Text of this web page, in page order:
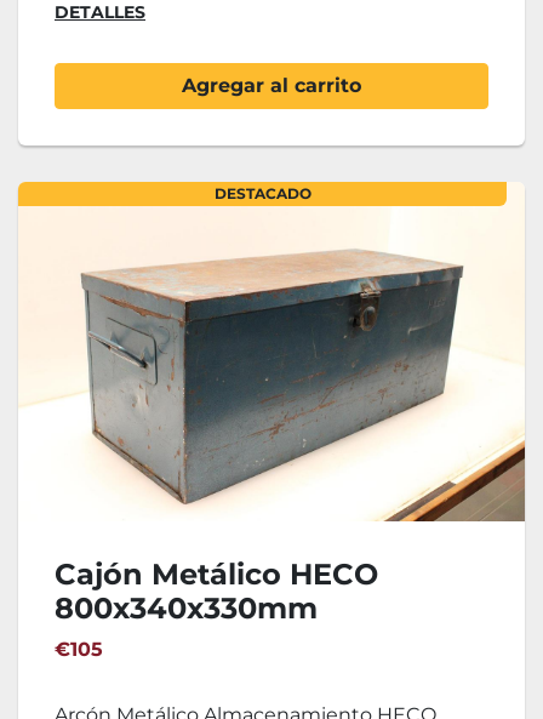
DETALLES
Agregar al carrito
DESTACADO
Cajón Metálico HECO
800x340x330mm
€105